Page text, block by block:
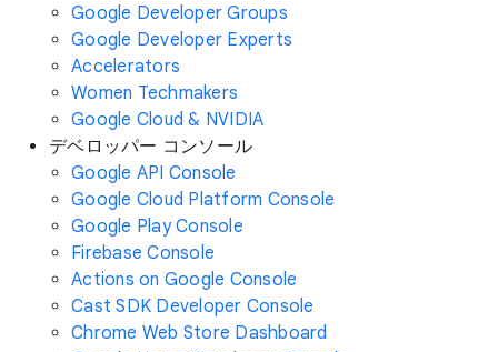
Google Developer Groups
Google Developer Experts
Accelerators
Women Techmakers
Google Cloud & NVIDIA
デベロッパー コンソール
Google API Console
Google Cloud Platform Console
Google Play Console
Firebase Console
Actions on Google Console
Cast SDK Developer Console
Chrome Web Store Dashboard